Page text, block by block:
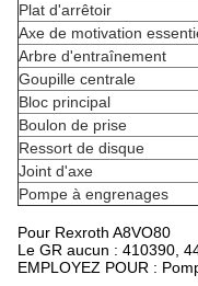
Plat d'arrêtoir
Axe de motivation
Arbre d'entraînement
Goupille centrale
Bloc principal
Boulon de prise
Ressort de disque
Joint d'axe
Pompe à engrenages
Pour Rexroth A8VO80
Le GR aucun : 410390,
EMPLOYEZ POUR :